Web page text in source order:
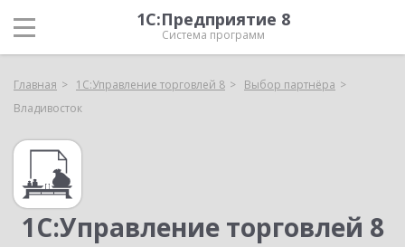
1С:Предприятие 8
Система программ
Главная 1С:Управление торговлей 8
Выбор партнёра
Владивосток
1С:Управление торговлей 8